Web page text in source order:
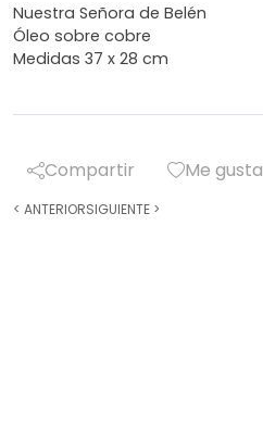
Nuestra Señora de Belén
Óleo sobre cobre
Medidas 37 x 28 cm
Compartir Me gusta
< ANTERIORSIGUIENTE >